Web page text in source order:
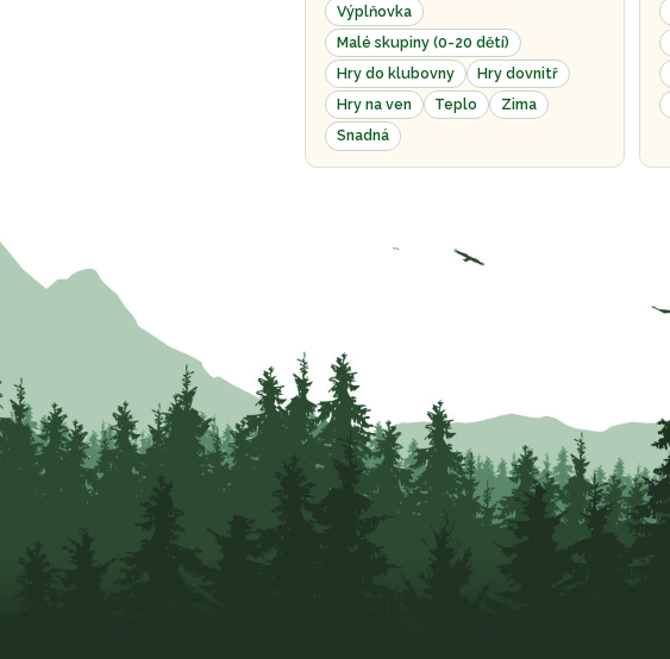
Výplňovka
Malé skupiny (0-20 dětí)
Hry do klubovny
Hry dovnitř
Hry na ven
Teplo
Zima
Snadná